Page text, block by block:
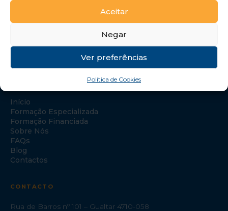
Aceitar
Negar
Ver preferências
Política de Cookies
Início
Formação Especializada
Formação Financiada
Sobre Nós
FAQs
Blog
Contactos
CONTACTO
Rua de Barros nº 101 – Gualtar 4710-058